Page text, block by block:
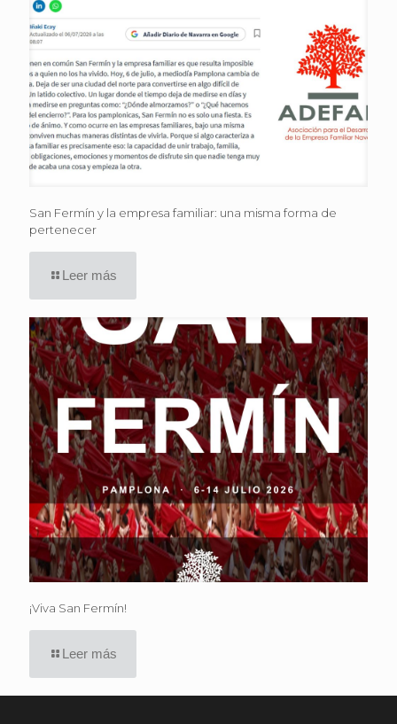
San Fermín y la empresa familiar: una misma forma de
pertenecer
Leer más
¡Viva San Fermín!
Leer más